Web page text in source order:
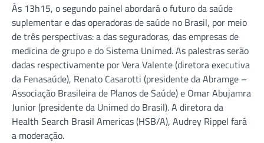
Às 13h15, o segundo painel abordará o futuro da saúde
suplementar e das operadoras de saúde no Brasil, por meio
de três perspectivas: a das seguradoras, das empresas de
medicina de grupo e do Sistema Unimed. As palestras serão
dadas respectivamente por Vera Valente (diretora executiva
da Fenasaúde), Renato Casarotti (presidente da Abramge –
Associação Brasileira de Planos de Saúde) e Omar Abujamra
Junior (presidente da Unimed do Brasil). A diretora da
Health Search Brasil Americas (HSB/A), Audrey Rippel fará
a moderação.